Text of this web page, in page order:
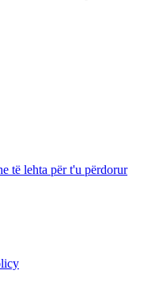
të lehta për t'u përdorur